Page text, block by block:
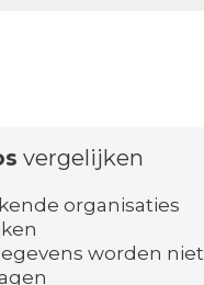
vergelijken
organisaties
worden niet